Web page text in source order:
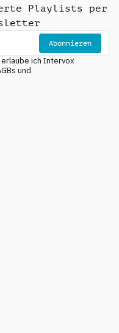
Playlists per
Abonnieren
ich Intervox
und